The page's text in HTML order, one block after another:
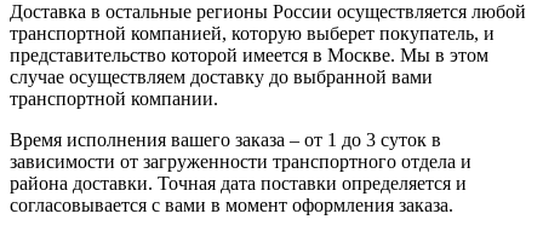
Доставка в остальные регионы России осуществляется любой
транспортной компанией, которую выберет покупатель, и
представительство которой имеется в Москве. Мы в этом
случае осуществляем доставку до выбранной вами
транспортной компании.
Время исполнения вашего заказа – от 1 до 3 суток в
зависимости от загруженности транспортного отдела и
района доставки. Точная дата поставки определяется и
согласовывается с вами в момент оформления заказа.